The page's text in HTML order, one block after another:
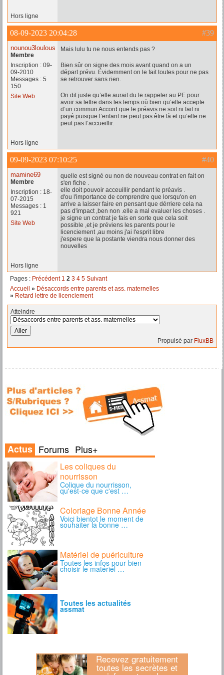
Hors ligne
#39
08-09-2023 20:04:28
nounou3loulous
Membre
Inscription : 09-
09-2010
Messages : 5
150
Site Web
Mais lulu tu ne nous entends pas ?
Bien sûr on signe des mois avant quand on a un
départ prévu. Évidemment on le fait toutes pour ne pas
se retrouver sans rien.
On dit juste qu’elle aurait du le rappeler au PE pour
avoir sa lettre dans les temps où bien qu’elle accepte
d’un commun Accord que le préavis ne soit ni fait ni
payé puisque l’enfant ne peut pas être là et qu’elle ne
peut pas l’accueillir.
Hors ligne
#40
09-09-2023 07:10:25
mamine69
Membre
Inscription : 18-
07-2015
Messages : 1
921
Site Web
quelle est signé ou non de nouveau contrat en fait on
s'en fiche .
elle doit pouvoir acceuillir pendant le préavis .
d'ou l'importance de comprendre que lorsqu'on en
arrive a laisser faire en pensant que dérriere cela na
pas d'impact ,ben non .elle a mal evaluer les choses .
je signe un contrat je fais en sorte que cela soit
possible ,et je préviens les parents pour le
licenciement ,au moins j'ai l'esprit libre
j'espere que la postante viendra nous donner des
nouvelles
Hors ligne
Pages : Précédent 1 2 3 4 5 Suivant
Accueil » Désaccords entre parents et ass. maternelles
» Retard lettre de licenciement
Atteindre
Propulsé par FluxBB
Recevez gratuitement
toutes les secrètes et